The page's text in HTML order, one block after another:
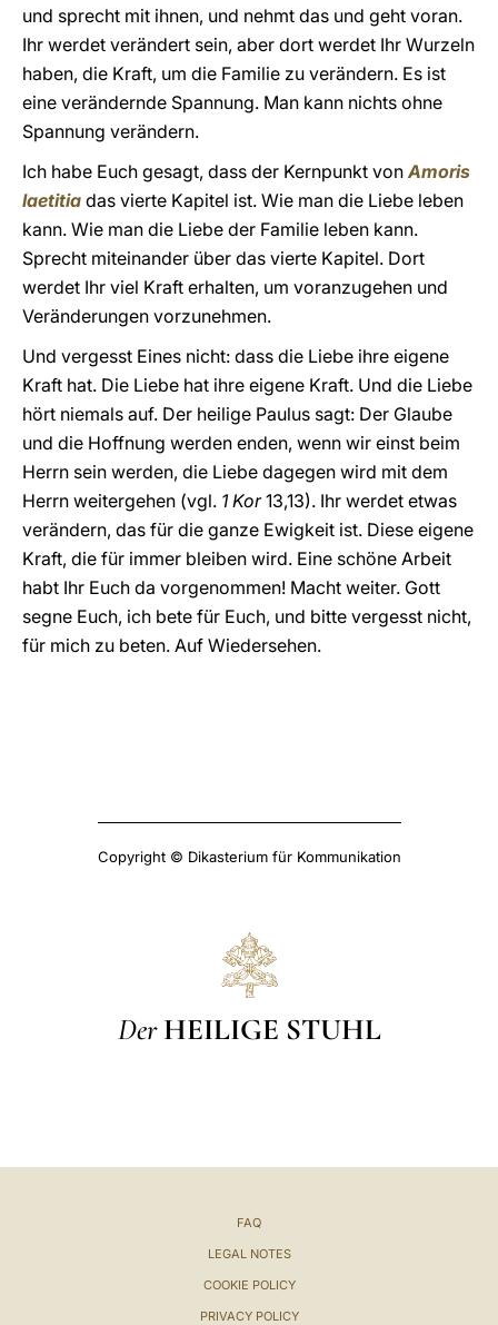
und sprecht mit ihnen, und nehmt das und geht voran.
Ihr werdet verändert sein, aber dort werdet Ihr Wurzeln
haben, die Kraft, um die Familie zu verändern. Es ist
eine verändernde Spannung. Man kann nichts ohne
Spannung verändern.
Ich habe Euch gesagt, dass der Kernpunkt vonAmoris
laetitia das vierte Kapitel ist. Wie man die Liebe leben
kann. Wie man die Liebe der Familie leben kann.
Sprecht miteinander über das vierte Kapitel. Dort
werdet Ihr viel Kraft erhalten, um voranzugehen und
Veränderungen vorzunehmen.
Und vergesst Eines nicht: dass die Liebe ihre eigene
Kraft hat. Die Liebe hat ihre eigene Kraft. Und die Liebe
hört niemals auf. Der heilige Paulus sagt: Der Glaube
und die Hoffnung werden enden, wenn wir einst beim
Herrn sein werden, die Liebe dagegen wird mit dem
Herrn weitergehen (vgl. 1 Kor13,13). Ihr werdet etwas
verändern, das für die ganze Ewigkeit ist. Diese eigene
Kraft, die für immer bleiben wird. Eine schöne Arbeit
habt Ihr Euch da vorgenommen! Macht weiter. Gott
segne Euch, ich bete für Euch, und bitte vergesst nicht,
für mich zu beten. Auf Wiedersehen.
Copyright © Dikasterium für Kommunikation
Der HEILIGE STUHL
FAQ
LEGAL NOTES
COOKIE POLICY
PRIVACY POLICY